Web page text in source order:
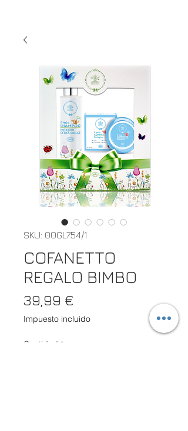
SKU: 00GL754/1
COFANETTO
REGALO BIMBO
39,99 €
Impuesto incluido
Cantidad *